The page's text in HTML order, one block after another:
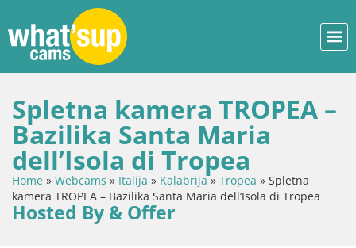
Spletna kamera TROPEA –
Bazilika Santa Maria
dell’Isola di Tropea
Home » Webcams » Italija » Kalabrija» Tropea » Spletna
kamera TROPEA – Bazilika Santa Maria dell’Isola di Tropea
Hosted By & Offer